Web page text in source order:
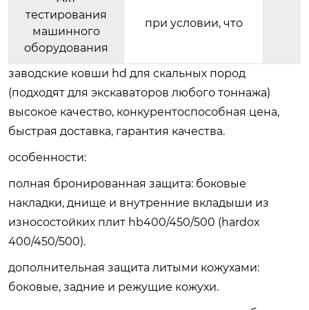
тестирования
машинного
оборудования
при условии, что
заводские ковши hd для скальных пород
(подходят для экскаваторов любого тоннажа)
высокое качество, конкурентоспособная цена,
быстрая доставка, гарантия качества.
особенности:
полная бронированная защита: боковые
накладки, днище и внутренние вкладыши из
износостойких плит hb400/450/500 (hardox
400/450/500).
дополнительная защита литыми кожухами:
боковые, задние и режущие кожухи.